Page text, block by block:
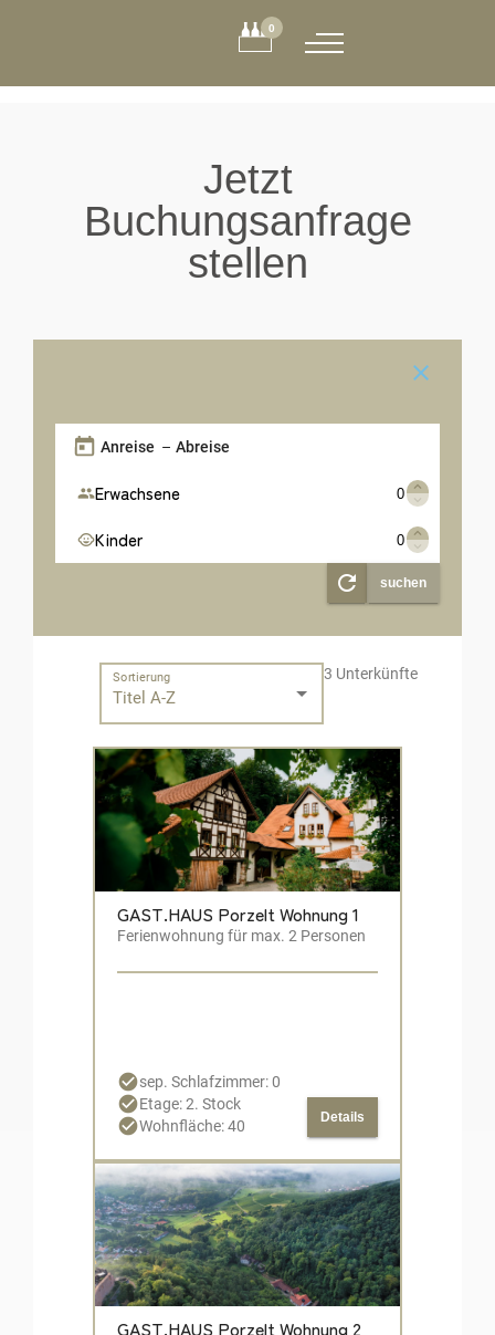
0
Jetzt
Buchungsanfrage
stellen